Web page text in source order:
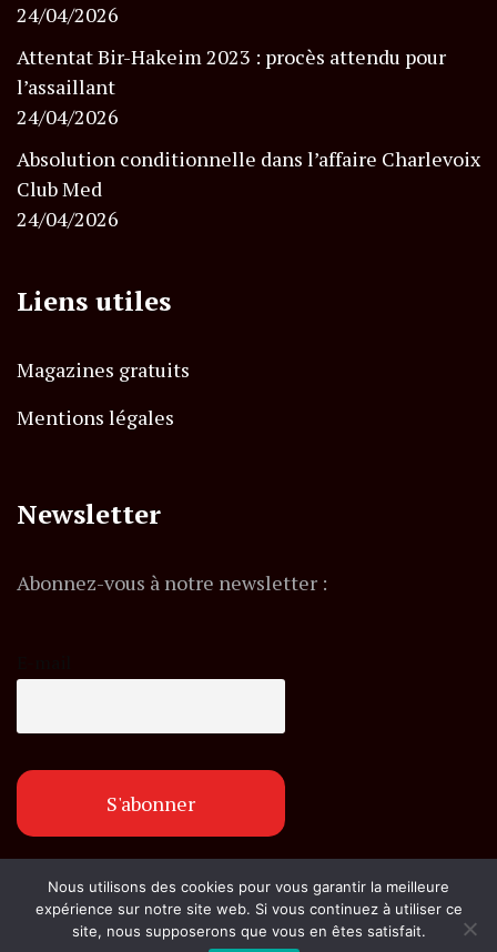
24/04/2026
Attentat Bir-Hakeim 2023 : procès attendu pour
l’assaillant
24/04/2026
Absolution conditionnelle dans l’affaire Charlevoix
Club Med
24/04/2026
Liens utiles
Magazines gratuits
Mentions légales
Newsletter
Abonnez-vous à notre newsletter :
© Copyright flashexpress.fr. Tous droits réservés.
Nous utilisons des cookies pour vous garantir la meilleure
expérience sur notre site web. Si vous continuez à utiliser ce
site, nous supposerons que vous en êtes satisfait.